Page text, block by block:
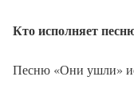
Кто исполняет
Песню «Они ушли»